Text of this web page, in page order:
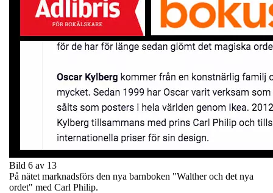
Bild 6 av 13
På nätet marknadsförs den nya barnboken "Walther och det nya
ordet" med Carl Philip.